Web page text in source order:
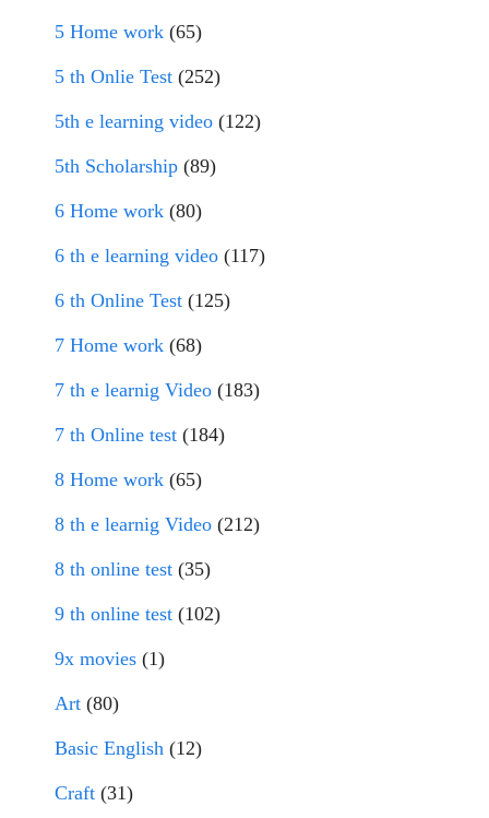
5 Home work (65)
5 th Onlie Test (252)
5th e learning video (122)
5th Scholarship (89)
6 Home work (80)
6 th e learning video (117)
6 th Online Test (125)
7 Home work (68)
7 th e learnig Video (183)
7 th Online test (184)
8 Home work (65)
8 th e learnig Video (212)
8 th online test (35)
9 th online test (102)
9x movies (1)
Art (80)
Basic English (12)
Craft (31)